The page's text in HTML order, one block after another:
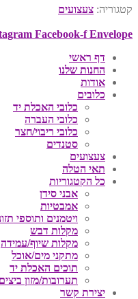
קטגוריה: צעצועים
Facebook-f Envelope
דף ראשי
החנות שלנו
אודות
כלובים
כלובי האכלת יד
כלובי העברה
כלובי ריבוי/חצר
סטנדים
צעצועים
תאי הטלה
כל הקטגוריות
אבני סידן
אמבטיות
ויטמנים ותוספי
מקלות דבש
מקלות שיוף/עמידה
מתקני מים/אוכל
תוכים האכלת יד
תערובות/מזון
יצירת קשר